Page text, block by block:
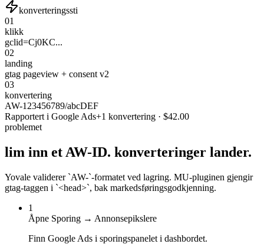
konverteringssti
01
klikk
gclid=Cj0KC...
02
landing
gtag pageview + consent v2
03
konvertering
AW-123456789/abcDEF
Rapportert i Google Ads+1 konvertering · $42.00
problemet
lim inn et AW-ID. konverteringer lander.
Yovale validerer `AW-`-formatet ved lagring. MU-pluginen gjengir
gtag-taggen i `<head>`, bak markedsføringsgodkjenning.
1
Åpne Sporing → Annonsepikslere
Finn Google Ads i sporingspanelet i dashbordet.